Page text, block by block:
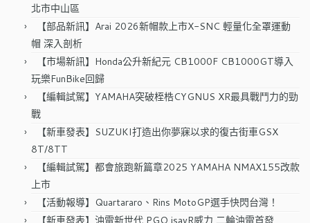
北市中山區
【部品新訊】Arai 2026新帽款上市X-SNC 輕量化全罩運動
帽 深入剖析
【市場新訊】Honda公升新紀元 CB1000F CB1000GT導入
玩樂FunBike回歸
【編輯試駕】YAMAHA突破桎梏CYGNUS XR最具戰鬥力的勁
戰
【新車發表】SUZUKI打造出你夢寐以求的復古街車GSX
8T/8TT
【編輯試駕】都會旅跑新篇章2025 YAMAHA NMAX155改款
上市
【活動報導】Quartararo、Rins MotoGP選手快閃台灣！
【新車發表】油電新世代 PGO isavR威力 二輪油電首發